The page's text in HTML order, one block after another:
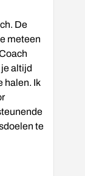
De
meteen
altijd
halen. Ik
te